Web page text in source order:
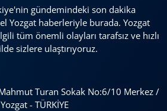
gündemindeki son dakika
Yozgat haberleriyle burada. Yozgat
tüm önemli olayları tarafsız ve hızlı
sizlere ulaştırıyoruz.
Turan Sokak No:6/10 Merkez /
Yozgat - TÜRKİYE